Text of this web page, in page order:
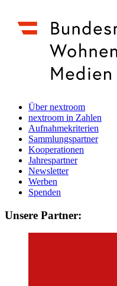
Über nextroom
nextroom in Zahlen
Aufnahmekriterien
Sammlungspartner
Kooperationen
Jahrespartner
Newsletter
Werben
Spenden
Unsere Partner: